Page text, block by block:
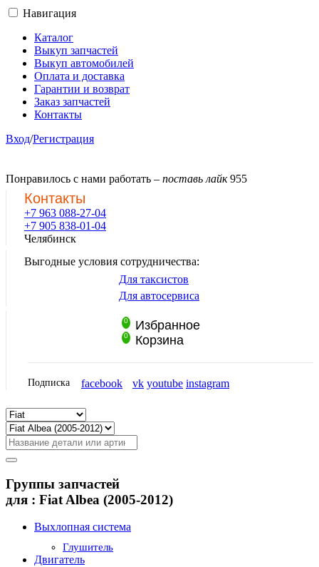
Навигация
Каталог
Выкуп запчастей
Выкуп автомобилей
Оплата и доставка
Гарантии и возврат
Заказ запчастей
Контакты
Вход/Регистрация
Понравилось с нами работать – поставь лайк 955
Контакты
+7 963 088-27-04
+7 905 838-01-04
Челябинск
Выгодные условия сотрудничества:
Для таксистов
Для автосервиса
0 Избранное
0 Корзина
Подписка facebook vk youtube instagram
Группы запчастей
для : Fiat Albea (2005-2012)
Выхлопная система
Глушитель
Двигатель